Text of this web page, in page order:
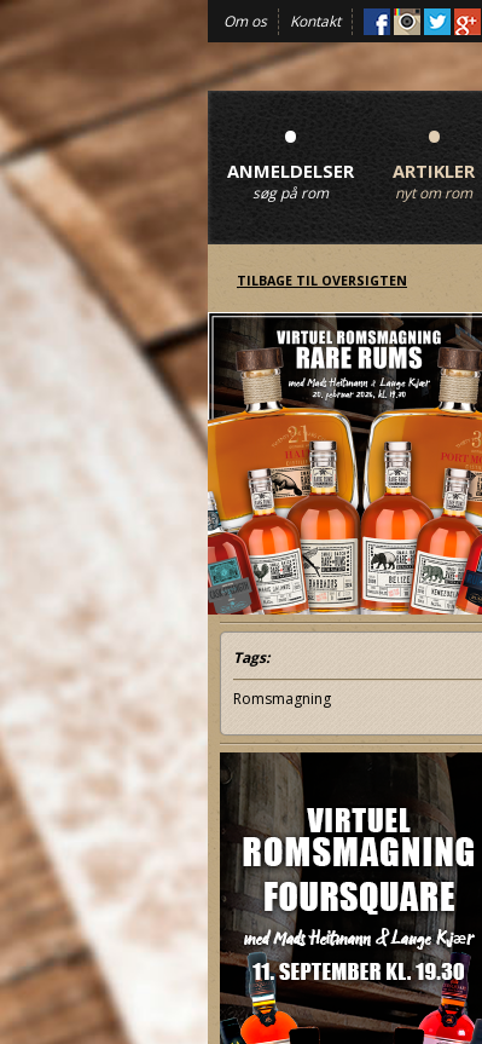
Om os Kontakt
•
ANMELDELSER
søg på rom
•
ARTIKLER
nyt om rom
TILBAGE TIL OVERSIGTEN
Tags:
Romsmagning